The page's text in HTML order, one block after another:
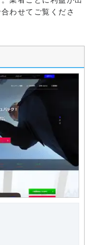
わせてご覧くださ